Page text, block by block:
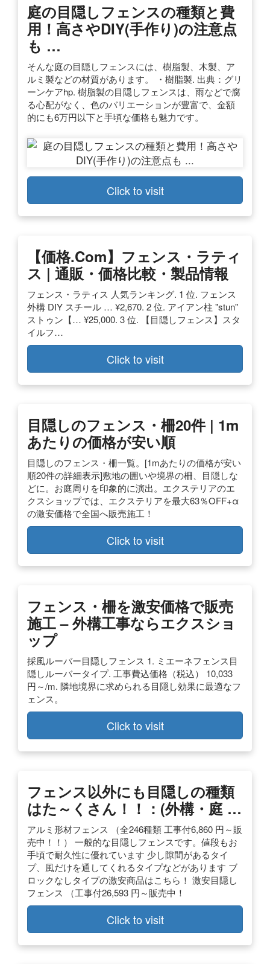
庭の目隠しフェンスの種類と費
用！高さやDIY(手作り)の注意点
も …
そんな庭の目隠しフェンスには、樹脂製、木製、ア
ルミ製などの材質があります。 ・樹脂製. 出典：グリ
ーンケアhp. 樹脂製の目隠しフェンスは、雨などで腐
る心配がなく、色のバリエーションが豊富で、金額
的にも6万円以下と手頃な価格も魅力です。
Click to visit
【価格.com】フェンス・ラティ
ス | 通販・価格比較・製品情報
フェンス・ラティス 人気ランキング. 1 位. フェンス
外構 DIY スチール … ¥2,670. 2 位. アイアン柱 "stun"
ストゥン【… ¥25,000. 3 位. 【目隠しフェンス】スタ
イルフ…
Click to visit
目隠しのフェンス・柵20件 | 1m
あたりの価格が安い順
目隠しのフェンス・柵一覧。[1mあたりの価格が安い
順20件の詳細表示]敷地の囲いや境界の柵、目隠しな
どに。お庭周りを印象的に演出。エクステリアのエ
クスショップでは、エクステリアを最大63％OFF+α
の激安価格で全国へ販売施工！
Click to visit
フェンス・柵を激安価格で販売
施工 – 外構工事ならエクスショ
ップ
採風ルーバー目隠しフェンス 1. ミエーネフェンス目
隠しルーバータイプ. 工事費込価格（税込） 10,033
円～/m. 隣地境界に求められる目隠し効果に最適なフ
ェンス。
Click to visit
フェンス以外にも目隠しの種類
はた～くさん！！：(外構・庭 …
アルミ形材フェンス （全246種類 工事付6,860 円～販
売中！！） 一般的な目隠しフェンスです。値段もお
手頃で耐久性に優れています 少し隙間があるタイ
プ、風だけを通してくれるタイプなどがあります ブ
ロックなしタイプの激安商品はこちら！ 激安目隠し
フェンス （工事付26,593 円～販売中！
Click to visit